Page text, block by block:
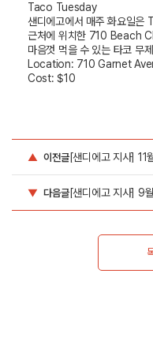
Taco Tuesday
샌디에고에서 매주 화요일은
근처에 위치한 710 Beach
마음껏 먹을 수 있는 타코 무
Location: 710 Garnet
Cost: $10
▲ 이전글[샌디에고 지사]
▼ 다음글[샌디에고 지사] 9